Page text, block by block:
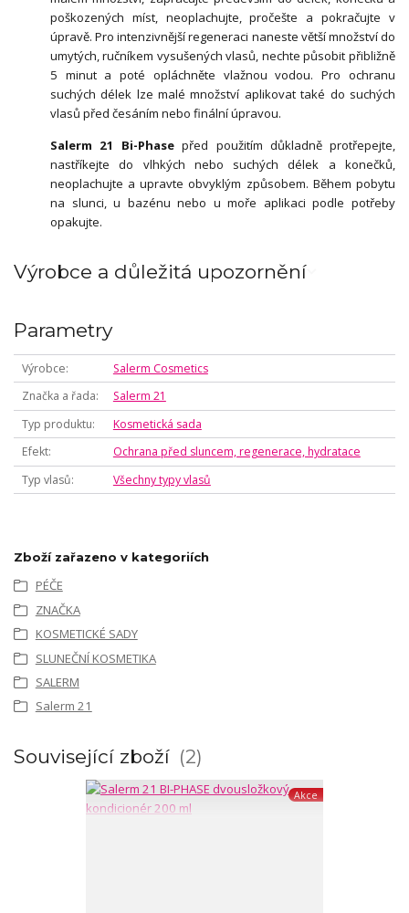
poškozených míst, neoplachujte, pročešte a pokračujte v
úpravě. Pro intenzivnější regeneraci naneste větší množství do
umytých, ručníkem vysušených vlasů, nechte působit přibližně
5 minut a poté opláchněte vlažnou vodou. Pro ochranu
suchých délek lze malé množství aplikovat také do suchých
vlasů před česáním nebo finální úpravou.
Salerm 21 Bi-Phase před použitím důkladně protřepejte,
nastříkejte do vlhkých nebo suchých délek a konečků,
neoplachujte a upravte obvyklým způsobem. Během pobytu
na slunci, u bazénu nebo u moře aplikaci podle potřeby
opakujte.
Výrobce a důležitá upozornění
Parametry
Výrobce
Salerm Cosmetics
Značka a řada
Salerm 21
Typ produktu
Kosmetická sada
Efekt
Ochrana před sluncem, regenerace, hydratace
Typ vlasů
Všechny typy vlasů
Zboží zařazeno v kategoriích
PÉČE
ZNAČKA
KOSMETICKÉ SADY
SLUNEČNÍ KOSMETIKA
SALERM
Salerm 21
Související zboží 2
Akce